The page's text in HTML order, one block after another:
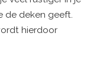
de deken geeft.
hierdoor